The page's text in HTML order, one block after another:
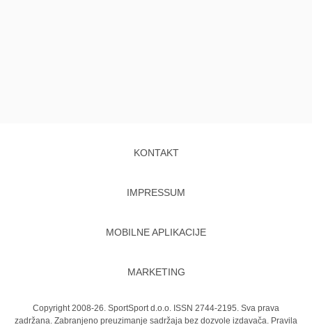
KONTAKT
IMPRESSUM
MOBILNE APLIKACIJE
MARKETING
Copyright 2008-26. SportSport d.o.o. ISSN 2744-2195. Sva prava
zadržana. Zabranjeno preuzimanje sadržaja bez dozvole izdavača. Pravila